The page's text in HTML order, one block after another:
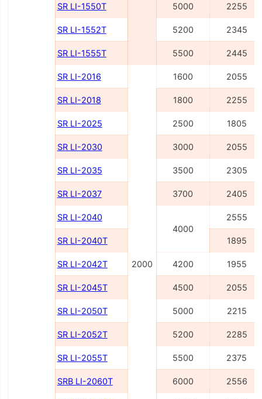
SR LI-1550Т 5000 2255
SR LI-1552Т 5200 2345
SR LI-1555Т 5500 2445
SR LI-2016
2000
1600 2055
SR LI-2018 1800 2255
SR LI-2025 2500 1805
SR LI-2030 3000 2055
SR LI-2035 3500 2305
SR LI-2037 3700 2405
SR LI-2040
4000
2555
SR LI-2040Т 1895
SR LI-2042Т 4200 1955
SR LI-2045Т 4500 2055
SR LI-2050Т 5000 2215
SR LI-2052Т 5200 2285
SR LI-2055Т 5500 2375
SRB LI-2060Т 6000 2556